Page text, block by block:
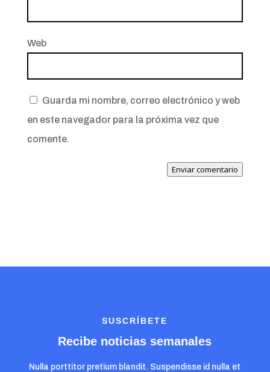
Web
Guarda mi nombre, correo electrónico y web
en este navegador para la próxima vez que
comente.
Enviar comentario
SUSCRÍBETE
Recibe noticias semanales
Nulla porttitor pretium blandit. Suspendisse id nulla et